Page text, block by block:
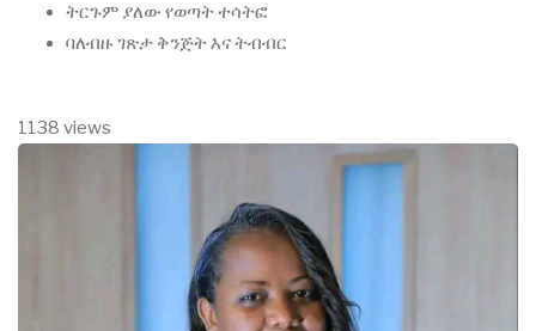
ትርጉም ያለው የወጣት ተሳትፎ
ባለብዙ ገጽታ ቅንጅት እና ትብብር
1138 views